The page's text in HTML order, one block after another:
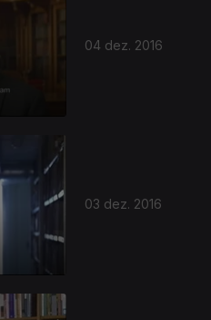
04 dez. 2016
03 dez. 2016